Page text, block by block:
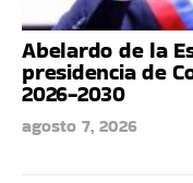
Abelardo de la
presidencia de
2026-2030
agosto 7, 2026